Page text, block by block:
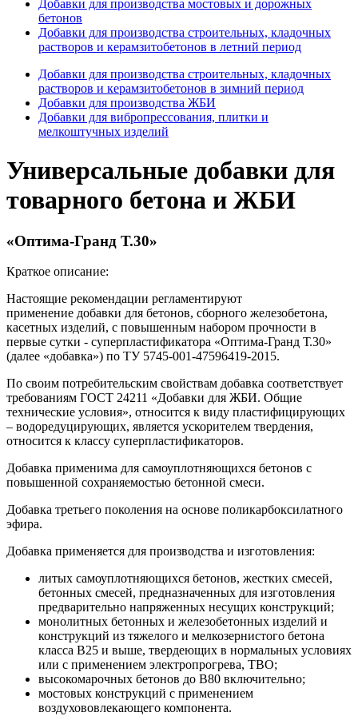
Добавки для производства мостовых и дорожных
бетонов
Добавки для производства строительных, кладочных
растворов и керамзитобетонов в летний период
Добавки для производства строительных, кладочных
растворов и керамзитобетонов в зимний период
Добавки для производства ЖБИ
Добавки для вибропрессования, плитки и
мелкоштучных изделий
Универсальные добавки для
товарного бетона и ЖБИ
«Оптима-Гранд Т.30»
Краткое описание:
Настоящие рекомендации регламентируют
применение добавки для бетонов, сборного железобетона,
касетных изделий, с повышенным набором прочности в
первые сутки - суперпластификатора «Оптима-Гранд Т.30»
(далее «добавка») по ТУ 5745-001-47596419-2015.
По своим потребительским свойствам добавка соответствует
требованиям ГОСТ 24211 «Добавки для ЖБИ. Общие
технические условия», относится к виду пластифицирующих
– водоредуцирующих, является ускорителем твердения,
относится к классу суперпластификаторов.
Добавка применима для самоуплотняющихся бетонов с
повышенной сохраняемостью бетонной смеси.
Добавка третьего поколения на основе поликарбоксилатного
эфира.
Добавка применяется для производства и изготовления:
литых самоуплотняющихся бетонов, жестких смесей,
бетонных смесей, предназначенных для изготовления
предварительно напряженных несущих конструкций;
монолитных бетонных и железобетонных изделий и
конструкций из тяжелого и мелкозернистого бетона
класса В25 и выше, твердеющих в нормальных условиях
или с применением электропрогрева, ТВО;
высокомарочных бетонов до В80 включительно;
мостовых конструкций с применением
воздухововлекающего компонента.